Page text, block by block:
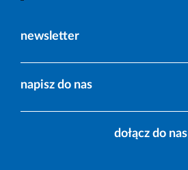
newsletter
napisz do nas
dołącz do nas